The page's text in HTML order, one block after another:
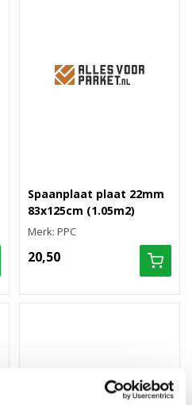
Spaanplaat plaat 22mm
83x125cm (1.05m2)
Merk: PPC
20,50